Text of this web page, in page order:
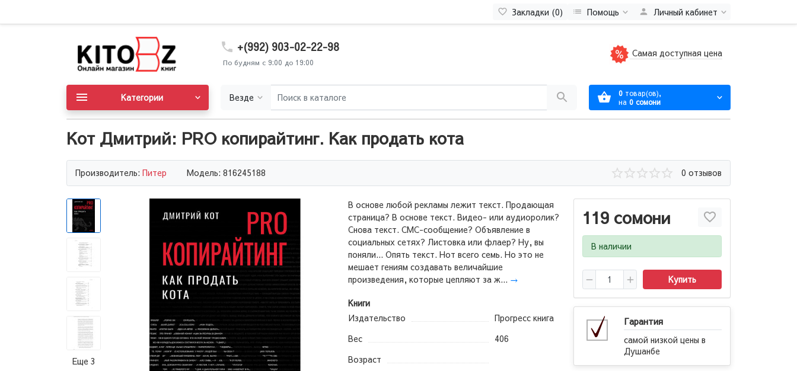
Закладки (0) Помощь Личный кабинет
+(992) 903-02-22-98
По будням с 9:00 до 19:00
Самая доступная цена
Везде 0 товар(ов),
на 0 сомони
Категории
Кот Дмитрий: PRO копирайтинг. Как продать кота
Производитель: Питер Модель: 816245188 0 отзывов
Еще 3
119 сомони
В наличии
Купить
Гарантия
самой низкой цены в
Душанбе
В основе любой рекламы лежит текст. Продающая
страница? В основе текст. Видео- или аудиоролик?
Снова текст. СМС-сообщение? Объявление в
социальных сетях? Листовка или флаер? Ну, вы
поняли... Опять текст. Нот всего семь. Но это не
мешает гениям создавать величайшие
произведения, которые цепляют за ж... →
Книги
Издательство
Прогресс книга
Вес
406
Возраст